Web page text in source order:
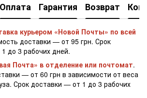
Оплата Гарантия Возврат
курьером «Новой Почты» по всей
доставки — от 95 грн. Срок
до 3 рабочих дней.
Почта» в отделение или почтомат.
— от 60 грн в зависимости от веса
Срок доставки — от 1 до 3 рабочих